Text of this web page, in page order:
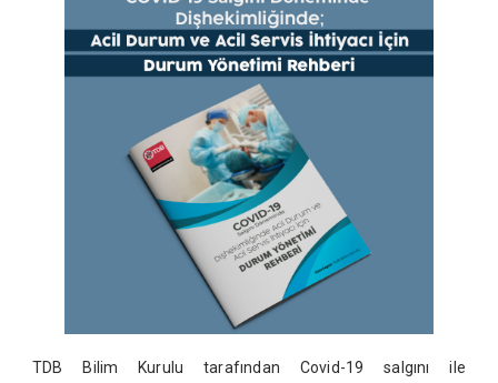
TDB Bilim Kurulu tarafından Covid-19 salgını ile